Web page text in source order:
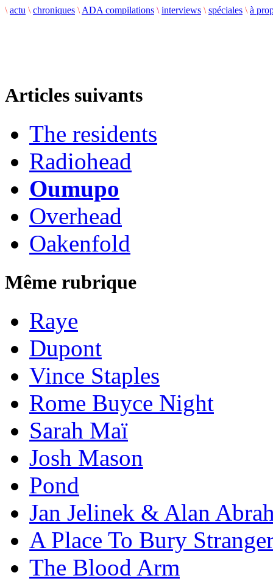
\ actu \ chroniques \ ADA compilations \ interviews \ spéciales \ à
Articles suivants
The residents
Radiohead
Oumupo
Overhead
Oakenfold
Même rubrique
Raye
Dupont
Vince Staples
Rome Buyce Night
Sarah Maï
Josh Mason
Pond
Jan Jelinek & Alan
A Place To Bury
The Blood Arm